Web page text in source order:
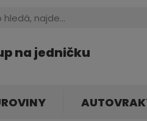
na jedničku